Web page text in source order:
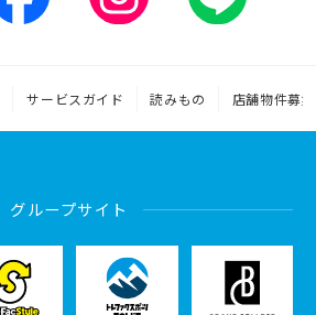
サービスガイド 読みもの 店舗物件募集
グループサイト